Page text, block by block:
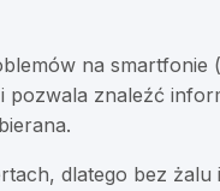
na
pozwala znaleźć
dlatego bez